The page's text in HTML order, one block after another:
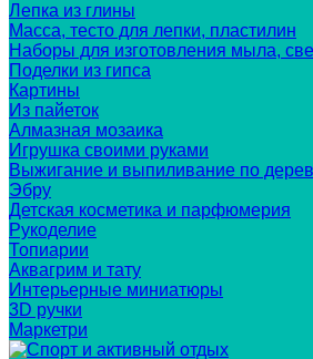
Лепка из глины
Масса, тесто для лепки, пластилин
Наборы для изготовления мыла,
Поделки из гипса
Картины
Из пайеток
Алмазная мозаика
Игрушка своими руками
Выжигание и выпиливание по
Эбру
Детская косметика и парфюмерия
Рукоделие
Топиарии
Аквагрим и тату
Интерьерные миниатюры
3D ручки
Маркетри